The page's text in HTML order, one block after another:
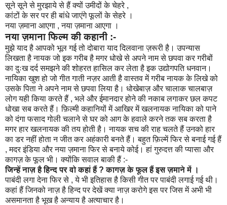
सूने सूने से मुरझाये से हैं क्यों उमीदों के चेहरे ,
कांटों के सर पर ही बांधे जाएंगे फूलों के सेहरे ।
नया ज़माना आएगा , नया ज़माना आएगा ।
नया ज़माना फिल्म की कहानी :-
मुझे याद है आपको भूल गई तो दोबारा याद दिलवाना ज़रूरी है। उपन्यास
लिखता है नायक जो इक गरीब है मगर धोखे से अपने नाम से छपवा कर गरीबों
का दुःख दर्द समझने की शोहरत हासिल कर लेता है इक उद्योगपति धनवान।
नायिका खुश हो जो गीत गाती नज़र आती है वास्तव में गरीब नायक के लिखे को
उसके पिता ने अपने नाम से छपवा लिया है। धोखेबाज़ और चालाक चालबाज़
लोग यही किया करते हैं , भले और ईमानदार होने की नकाब लगाकर छल कपट
धोखा सब करते हैं। फ़िल्मी कहानियों में आखिर में खलनायक नायिका को पाने
को दंगा फसाद गोली चलाने से घर को आग के हवाले करने तक सब करता है
मगर हार खलनायक की तय होती है। नायक सच की राह चलते हैं उनको हार
का डर नहीं होता न जीत कर अहंकारी बनते हैं। बहुत फ़िल्में फिर से बनाई गई हैं
, मदर इंडिया और नया ज़माना फिर से बनाये कोई। हां गुरुदत्त की प्यासा और
कागज़ के फूल भी। क्योंकि सवाल बाकी हैं :-
जिन्हें नाज़ है हिन्द पर वो कहां हैं ? कागज़ के फूल हैं इस ज़माने में ।
पाबंदी लगा देना फिर से , ये भी इतिहास है किसी गीत पर पाबंदी लगाई गई थी।
कहां हैं जिनको नाज़ है हिन्द पर देखें क्या नाज़ करोगे इस पर जिस में अभी भी
असमानता है भूख है अन्याय है अत्याचार है।